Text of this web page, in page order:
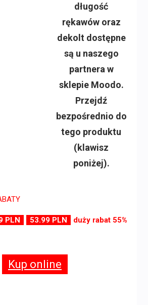
długość
rękawów oraz
dekolt dostępne
są u naszego
partnera w
sklepie Moodo.
Przejdź
bezpośrednio do
tego produktu
(klawisz
poniżej).
PLN 53.99 PLN duży rabat 55%
Kup online